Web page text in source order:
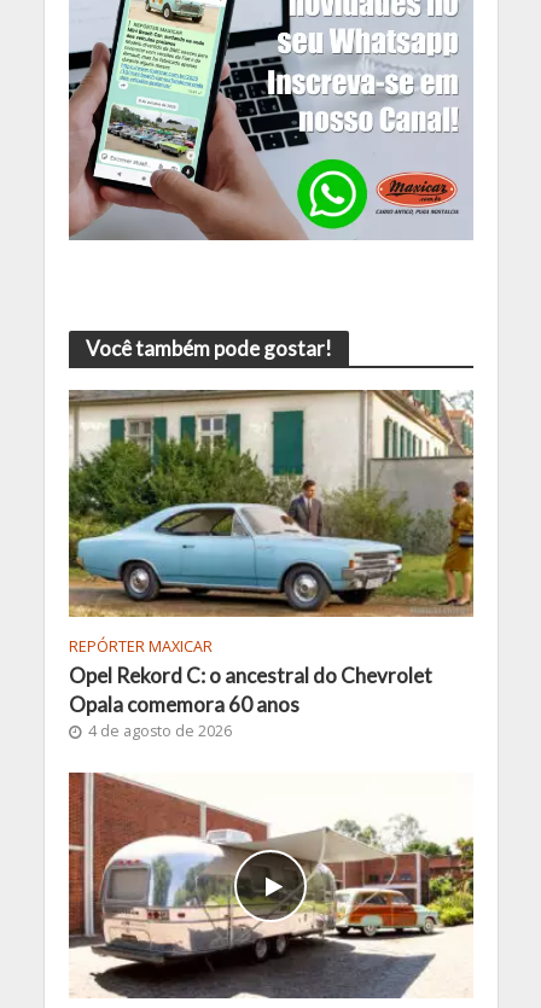
Você também pode gostar!
REPÓRTER MAXICAR
Opel Rekord C: o ancestral do Chevrolet
Opala comemora 60 anos
4 de agosto de 2026